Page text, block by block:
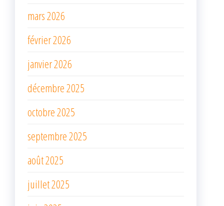
mars 2026
février 2026
janvier 2026
décembre 2025
octobre 2025
septembre 2025
août 2025
juillet 2025